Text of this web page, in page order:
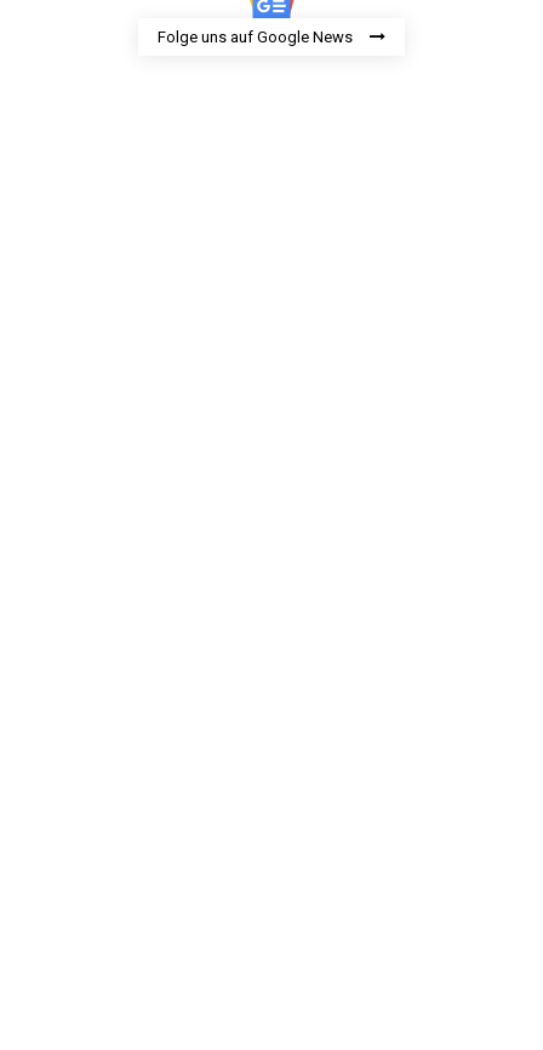
Folge uns auf Google News